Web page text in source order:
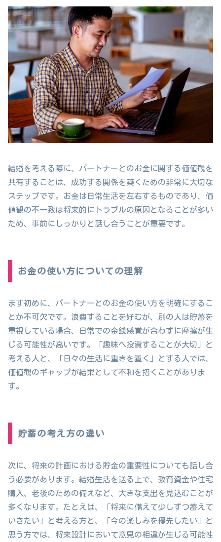
結婚を考える際に、パートナーとのお金に関する価値観を
共有することは、成功する関係を築くための非常に大切な
ステップです。お金は日常生活を左右するものであり、価
値観の不一致は将来的にトラブルの原因となることが多い
ため、事前にしっかりと話し合うことが重要です。
お金の使い方についての理解
まず初めに、パートナーとのお金の使い方を明確にするこ
とが不可欠です。浪費することを好むが、別の人は貯蓄を
重視している場合、日常での金銭感覚が合わずに摩擦が生
じる可能性が高いです。「趣味へ投資することが大切」と
考える人と、「日々の生活に重きを置く」とする人では、
価値観のギャップが結果として不和を招くことがありま
す。
貯蓄の考え方の違い
次に、将来の計画における貯金の重要性についても話し合
う必要があります。結婚生活を送る上で、教育資金や住宅
購入、老後のための備えなど、大きな支出を見込むことが
多くなります。たとえば、「将来に備えて少しずつ蓄えて
いきたい」と考える方と、「今の楽しみを優先したい」と
思う方では、将来設計において意見の相違が生じる可能性